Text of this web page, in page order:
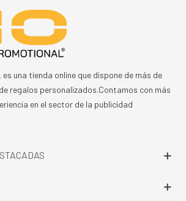
es una tienda online que dispone de más de
regalos personalizados.Contamos con más
en el sector de la publicidad